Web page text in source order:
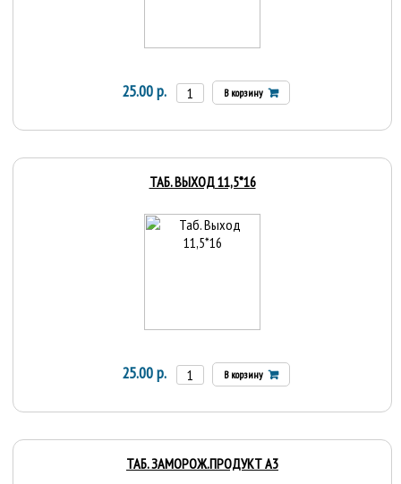
25.00 р. В корзину
ТАБ. ВЫХОД 11,5*16
25.00 р. В корзину
ТАБ. ЗАМОРОЖ.ПРОДУКТ А3